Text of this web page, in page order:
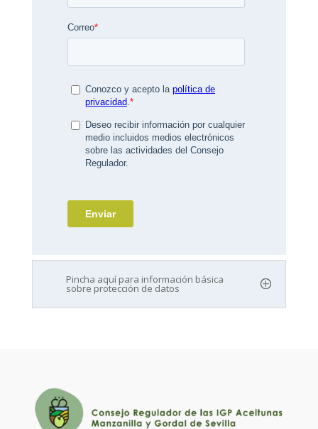
Pincha aquí para información básica
sobre protección de datos